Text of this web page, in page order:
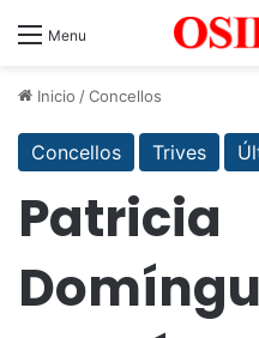
Menu
Inicio /Concellos
Concellos Trives
Patricia